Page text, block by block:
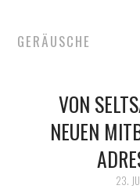
WER IST LA
GERÄUSCHE
VON
NEUEN
23.